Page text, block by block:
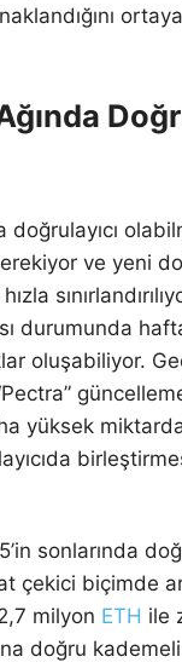
doğrulayıcı
ve yeni
durumunda
oluşabiliyor.
yüksek
sonlarında
çekici biçimde
milyon ETH ile
doğru